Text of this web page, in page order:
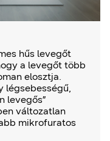
hűs levegőt
a levegőt több
elosztja.
légsebességű,
levegős”
változatlan
mikrofuratos